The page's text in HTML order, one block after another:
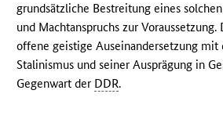
grundsätzliche Bestreitung eines
und Machtanspruchs zur
offene geistige Auseinandersetzung mit
Stalinismus und seiner Ausprägung in
Gegenwart der DDR.